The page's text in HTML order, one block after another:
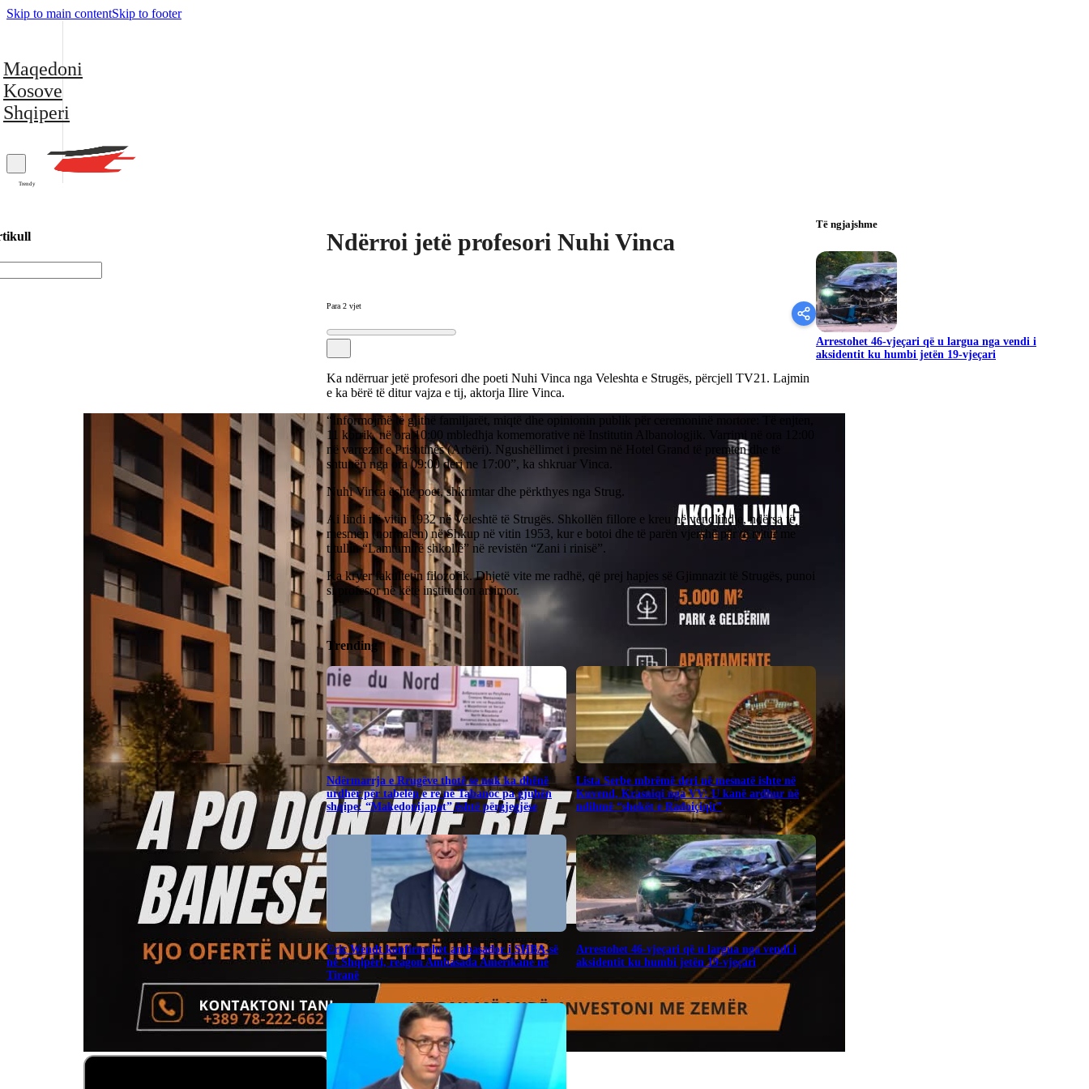
Skip to main contentSkip to footer
Maqedoni
Kosove
Shqiperi
Trendy
Ndërroi jetë profesori Nuhi Vinca
Para 2 vjet
Ka ndërruar jetë profesori dhe poeti Nuhi Vinca nga Veleshta e Strugës, përcjell TV21. Lajmin
e ka bërë të ditur vajza e tij, aktorja Ilire Vinca.
“Informojmë të gjithë familjarët, miqtë dhe opinionin publik për ceremoninë mortore: Të enjten,
11 korrik, në ora 10:00 mbledhja komemorative në Institutin Albanologjik. Varrimi në ora 12:00
në varrezat e Prishtinës (Arbëri). Ngushëllimet i presim në Hotel Grand të premten dhe të
shtunën nga ora 09:00 deri ne 17:00”, ka shkruar Vinca.
Nuhi Vinca është poet, shkrimtar dhe përkthyes nga Strug.
Ai lindi në vitin 1932 në Veleshtë të Strugës. Shkollën fillore e kreu në vendlindje, ndërsa të
mesmen (normalen) në Shkup në vitin 1953, kur e botoi dhe të parën vjershë për të rritur me
titullin “Lamtumirë shkollë” në revistën “Zani i rinisë”.
Ka kryer fakultetin filozofik. Dhjetë vite me radhë, që prej hapjes së Gjimnazit të Strugës, punoi
si profesor në këtë institucion arsimor.
Trending
Ndërmarrja e Rrugëve thotë se nuk ka dhënë
urdhër për tabelën e re në Tabanoc pa gjuhën
shqipe: “Makedonijapat” është përgjegjëse
​Lista Serbe mbrëmë deri në mesnatë ishte në
Kuvend, Krasniqi nga VV: U kanë ardhur në
ndihmë “shokët e Radoiçiqit”
Eric Wendt konfirmohet ambasador i SHBA-së
në Shqipëri, reagon Ambasada Amerikane në
Tiranë
Arrestohet 46-vjeçari që u largua nga vendi i
aksidentit ku humbi jetën 19-vjeçari
Të ngjajshme
Arrestohet 46-vjeçari që u largua nga vendi i
aksidentit ku humbi jetën 19-vjeçari